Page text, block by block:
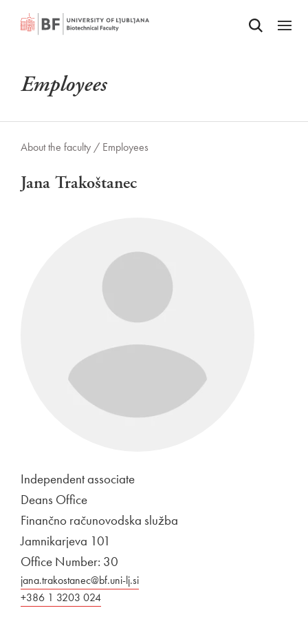
SKIP TO MAIN CONTENTOdpri iskalnik
Odpri
Employees
About the faculty / Employees
Jana Trakoštanec
Independent associate
Deans Office
Finančno računovodska služba
Jamnikarjeva 101
Office Number: 30
jana.trakostanec@bf.uni-lj.si
+386 1 3203 024